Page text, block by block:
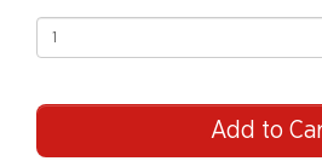
Add to